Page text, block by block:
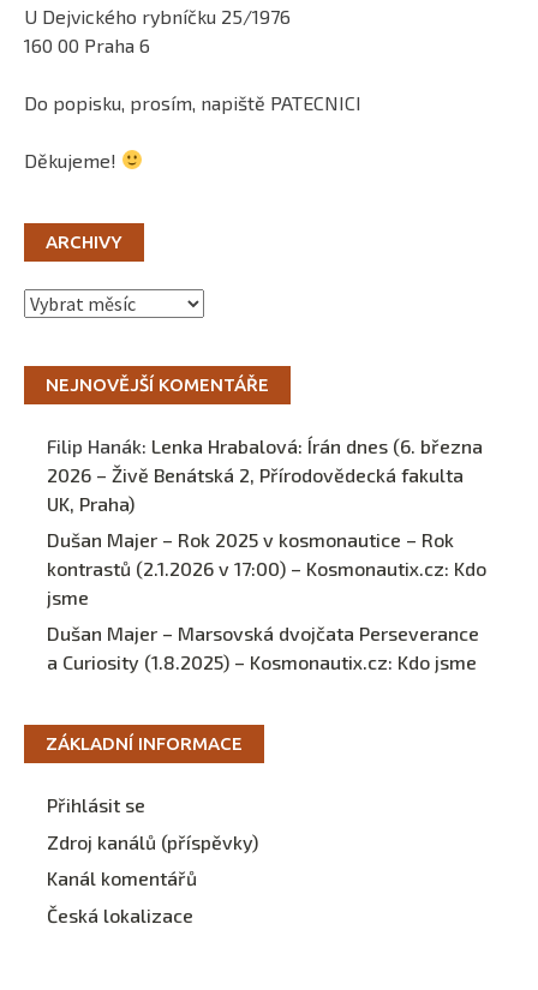
U Dejvického rybníčku 25/1976
160 00 Praha 6
Do popisku, prosím, napiště PATECNICI
Děkujeme!
ARCHIVY
Archivy
NEJNOVĚJŠÍ KOMENTÁŘE
Filip Hanák: Lenka Hrabalová: Írán dnes (6. března
2026 – Živě Benátská 2, Přírodovědecká fakulta
UK, Praha)
Dušan Majer – Rok 2025 v kosmonautice – Rok
kontrastů (2.1.2026 v 17:00) – Kosmonautix.cz: Kdo
jsme
Dušan Majer – Marsovská dvojčata Perseverance
a Curiosity (1.8.2025) – Kosmonautix.cz: Kdo jsme
ZÁKLADNÍ INFORMACE
Přihlásit se
Zdroj kanálů (příspěvky)
Kanál komentářů
Česká lokalizace